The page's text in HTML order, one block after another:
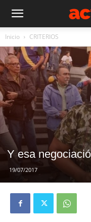
Inicio CRITERIOS
Y esa
19/07/2017